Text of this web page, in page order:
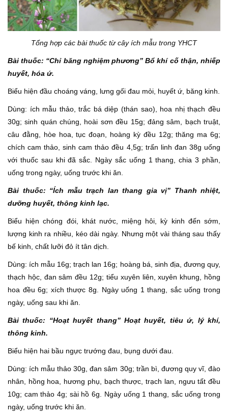
Tổng hợp các bài thuốc từ cây ích mẫu trong YHCT
Bài thuốc: “Chỉ băng nghiệm phương” Bổ khí cố thận, nhiếp
huyết, hóa ứ.
Biểu hiện đầu choáng váng, lưng gối đau mỏi, huyết ứ, băng kinh.
Dùng: ích mẫu thảo, trắc bá diệp (thán sao), hoa nhị thạch đều
30g; sinh quán chúng, hoài sơn đều 15g; đảng sâm, bạch truật,
câu đằng, hòe hoa, tục đoạn, hoàng kỳ đều 12g; thăng ma 6g;
chích cam thảo, sinh cam thảo đều 4,5g; trấn linh đan 38g uống
với thuốc sau khi đã sắc. Ngày sắc uống 1 thang, chia 3 phần,
uống trong ngày, uống trước khi ăn.
Bài thuốc: “Ích mẫu trạch lan thang gia vị” Thanh nhiệt,
dưỡng huyết, thông kinh lạc.
Biểu hiện chóng đói, khát nước, miệng hôi, kỳ kinh đến sớm,
lượng kinh ra nhiều, kéo dài ngày. Nhưng một vài tháng sau thấy
bế kinh, chất lưỡi đỏ ít tân dịch.
Dùng: ích mẫu 16g; trạch lan 16g; hoàng bá, sinh địa, đương quy,
thạch hộc, đan sâm đều 12g; tiểu xuyên liên, xuyên khung, hồng
hoa đều 6g; xích thược 8g. Ngày uống 1 thang, sắc uống trong
ngày, uống sau khi ăn.
Bài thuốc: “Hoạt huyết thang” Hoạt huyết, tiêu ứ, lý khí,
thông kinh.
Biểu hiện hai bầu ngực trướng đau, bụng dưới đau.
Dùng: ích mẫu thảo 30g, đan sâm 30g; trần bì, đương quy vĩ, đào
nhân, hồng hoa, hương phụ, bạch thược, trạch lan, ngưu tất đều
10g; cam thảo 4g; sài hồ 6g. Ngày uống 1 thang, sắc uống trong
ngày, uống trước khi ăn.